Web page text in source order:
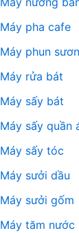
Máy pha cafe
Máy phun
Máy rửa bát
Máy sấy bát
Máy sấy quần
Máy sấy tóc
Máy sưởi dầu
Máy sưởi gốm
Máy tăm nước